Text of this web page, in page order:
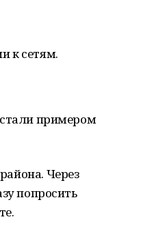
к сетям.
примером
Через
попросить